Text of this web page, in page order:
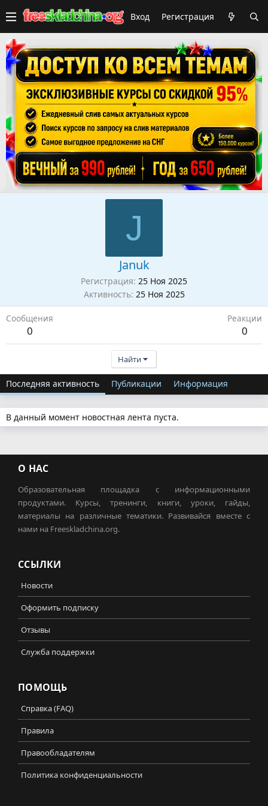
Вход Регистрация
J
Januk
Регистрация 25 Ноя 2025
Активность 25 Ноя 2025
Сообщения
0
Реакции
0
Найти
Последняя активность Публикации Информация
В данный момент новостная лента пуста.
О НАС
Образовательная площадка с информационными
продуктами. Курсы, тренинги, книги, уроки, гайды,
материалы на различные тематики. Развивайся вместе с
нами на Freeskladchina.org.
ССЫЛКИ
Новости
Оформить подписку
Отзывы
Служба поддержки
ПОМОЩЬ
Справка (FAQ)
Правила
Правообладателям
Политика конфиденциальности